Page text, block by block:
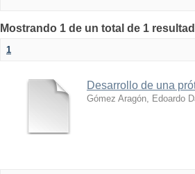
Mostrando 1 de un total de 1
1
Desarrollo de una
Gómez Aragón, Edoardo